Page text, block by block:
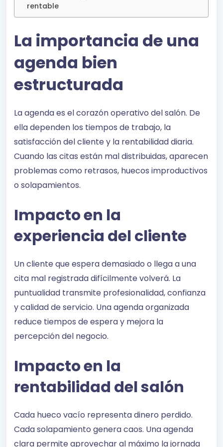
rentable
La importancia de una
agenda bien
estructurada
La agenda es el corazón operativo del salón. De
ella dependen los tiempos de trabajo, la
satisfacción del cliente y la rentabilidad diaria.
Cuando las citas están mal distribuidas, aparecen
problemas como retrasos, huecos improductivos
o solapamientos.
Impacto en la
experiencia del cliente
Un cliente que espera demasiado o llega a una
cita mal registrada difícilmente volverá. La
puntualidad transmite profesionalidad, confianza
y calidad de servicio. Una agenda organizada
reduce tiempos de espera y mejora la
percepción del negocio.
Impacto en la
rentabilidad del salón
Cada hueco vacío representa dinero perdido.
Cada solapamiento genera caos. Una agenda
clara permite aprovechar al máximo la jornada